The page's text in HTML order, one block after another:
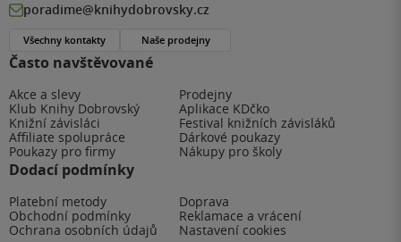
Často navštěvované
Akce a slevy
Prodejny
Klub Knihy Dobrovský
Aplikace KDčko
Knižní závisláci
Festival knižních závisláků
Affiliate spolupráce
Dárkové poukazy
Poukazy pro firmy
Nákupy pro školy
Dodací podmínky
Platební metody
Doprava
Obchodní podmínky
Reklamace a vrácení
Ochrana osobních údajů
Nastavení cookies
poradime@knihydobrovsky.cz
Všechny kontakty Naše prodejny